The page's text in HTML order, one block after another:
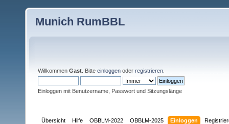
Munich RumBBL
Willkommen Gast . Bitte einloggen oder registrieren
Einloggen mit Benutzername, Passwort und Sitzungslänge
Übersicht Hilfe OBBLM-2022 OBBLM-2025 Einloggen